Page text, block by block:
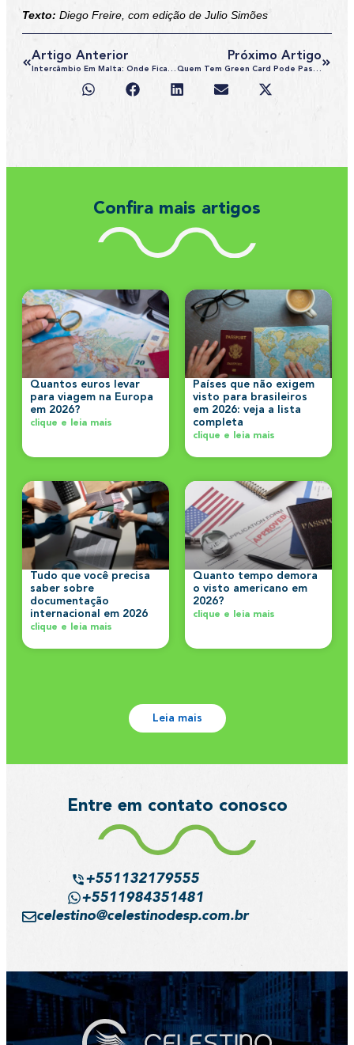
Texto: Diego Freire, com edição de Julio Simões
Artigo Anterior Próximo Artigo
Confira mais artigos
Quantos euros levar
para viagem na Europa
em 2026?
clique e leia mais
Países que não exigem
visto para brasileiros
em 2026: veja a lista
completa
clique e leia mais
Tudo que você precisa
saber sobre
documentação
internacional em 2026
clique e leia mais
Quanto tempo demora
o visto americano em
2026?
clique e leia mais
Leia mais
Entre em contato conosco
+551132179555
+5511984351481
celestino@celestinodesp.com.br